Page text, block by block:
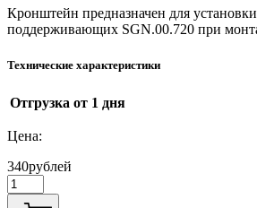
Кронштейн предназначен для
поддерживающих SGN.00.720 при
Технические характеристики
Отгрузка от 1 дня
Цена:
340рублей